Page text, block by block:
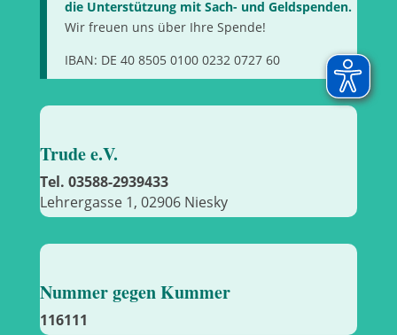
die Unterstützung mit Sach- und Geldspenden.
Wir freuen uns über Ihre Spende!
IBAN: DE 40 8505 0100 0232 0727 60
Trude e.V.
Tel. 03588-2939433
Lehrergasse 1, 02906 Niesky
Nummer gegen Kummer
116111